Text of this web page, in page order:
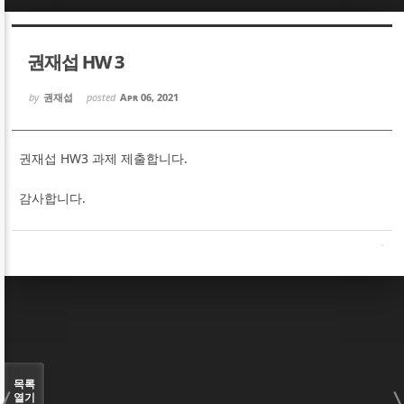
권재섭 HW 3
by 권재섭 posted Apr 06, 2021
권재섭 HW3 과제 제출합니다.
감사합니다.
목록
열기
Sketchbook5, 스케치북5
Sketchbook5, 스케치북5
Sketchbook5, 스케치북5
Sketchbook5, 스케치북5